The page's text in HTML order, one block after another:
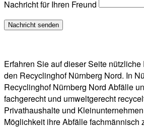
Nachricht für Ihren Freund
Erfahren Sie auf dieser Seite
den Recyclinghof Nürnberg Nord. In
Recyclinghof Nürnberg Nord Abfälle
fachgerecht und umweltgerecht
Privathaushalte und
Möglichkeit ihre Abfälle fachmännisch